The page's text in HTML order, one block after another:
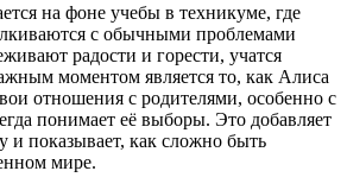
на фоне учебы в техникуме, где
с обычными проблемами
радости и горести, учатся
моментом является то, как Алиса
отношения с родителями, особенно с
понимает её выборы. Это добавляет
и показывает, как сложно быть
мире.